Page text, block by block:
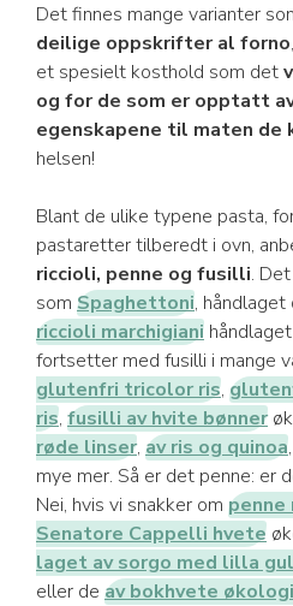
Det finnes mange varianter
deilige oppskrifter al forno
et spesielt kosthold som det
og for de som er opptatt
egenskapene til maten de
helsen!
Blant de ulike typene pasta,
pastaretter tilberedt i ovn,
riccioli, penne og fusilli.
som Spaghettoni,
riccioli marchigiani
fortsetter med fusilli i mange
glutenfri tricolor ris,
ris, fusilli av hvite bønner
røde linser, av ris og quinoa,
mye mer. Så er det penne: er
Nei, hvis vi snakker om
Senatore Cappelli hvete
laget av sorgo med lilla
eller de av bokhvete